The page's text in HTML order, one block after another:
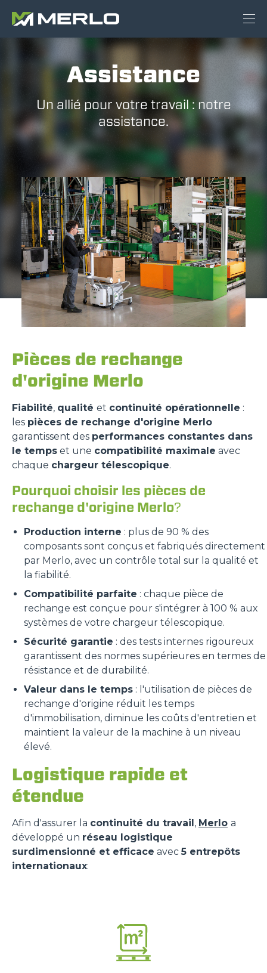
Assistance
Un allié pour votre travail : notre
assistance.
Pièces de rechange
d'origine Merlo
Fiabilité, qualité et continuité opérationnelle :
les pièces de rechange d'origine Merlo
garantissent des performances constantes dans
le temps et une compatibilité maximale avec
chaque chargeur télescopique.
Pourquoi choisir les pièces de
rechange d'origine Merlo?
Production interne : plus de 90 % des
composants sont conçus et fabriqués directement
par Merlo, avec un contrôle total sur la qualité et
la fiabilité.
Compatibilité parfaite : chaque pièce de
rechange est conçue pour s'intégrer à 100 % aux
systèmes de votre chargeur télescopique.
Sécurité garantie : des tests internes rigoureux
garantissent des normes supérieures en termes de
résistance et de durabilité.
Valeur dans le temps : l'utilisation de pièces de
rechange d'origine réduit les temps
d'immobilisation, diminue les coûts d'entretien et
maintient la valeur de la machine à un niveau
élevé.
Logistique rapide et
étendue
Afin d'assurer la continuité du travail, Merlo a
développé un réseau logistique
surdimensionné et efficace avec5 entrepôts
internationaux: